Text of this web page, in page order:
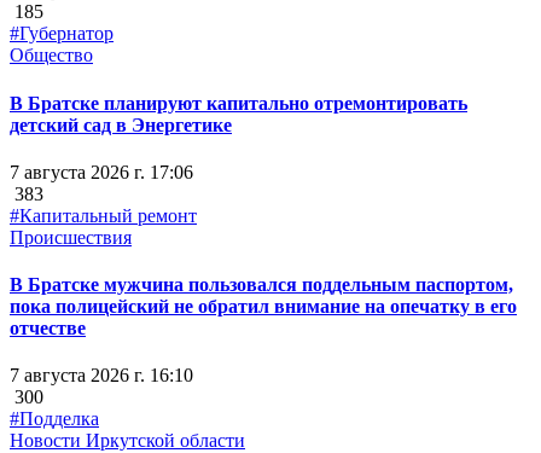
185
#Губернатор
Общество
В Братске планируют капитально отремонтировать
детский сад в Энергетике
7 августа 2026 г. 17:06
383
#Капитальный ремонт
Происшествия
В Братске мужчина пользовался поддельным паспортом,
пока полицейский не обратил внимание на опечатку в его
отчестве
7 августа 2026 г. 16:10
300
#Подделка
Новости Иркутской области